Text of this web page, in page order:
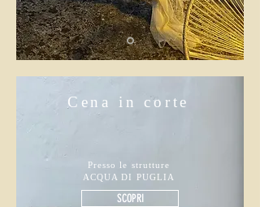
Cena in corte
Presso le strutture
ACQUA DI PUGLIA
SCOPRI